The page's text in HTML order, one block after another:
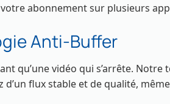
abonnement sur plusieurs
Anti-Buffer
qu’une vidéo qui s’arrête.
flux stable et de qualité,